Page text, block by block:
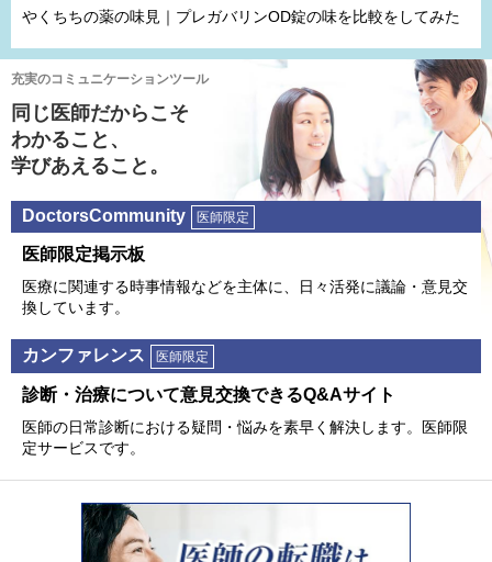
やくちちの薬の味見｜プレガバリンOD錠の味を比較をしてみた
充実のコミュニケーションツール
同じ医師だからこそ
わかること、
学びあえること。
DoctorsCommunity 医師限定
医師限定掲⽰板
医療に関連する時事情報などを主体に、⽇々活発に議論・意⾒交
換しています。
カンファレンス 医師限定
診断・治療について意⾒交換できるQ&Aサイト
医師の⽇常診断における疑問・悩みを素早く解決します。医師限
定サービスです。